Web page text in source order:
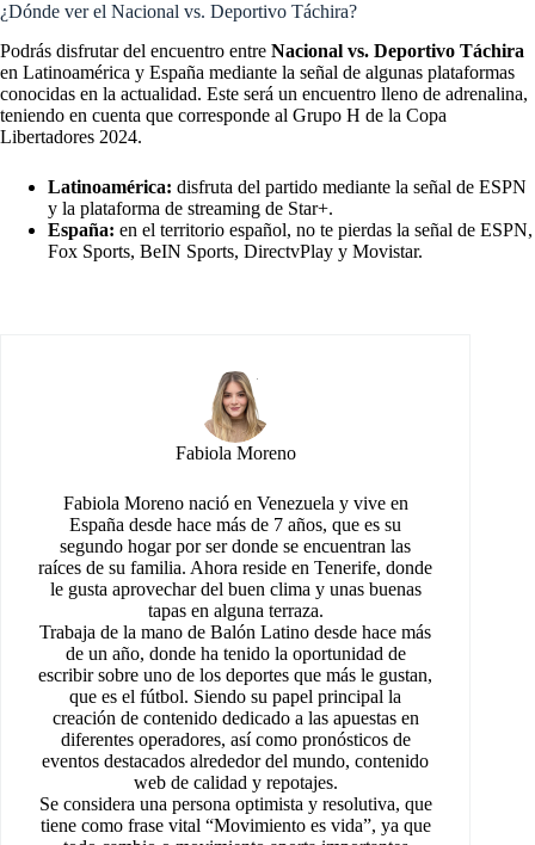
¿Dónde ver el Nacional vs. Deportivo Táchira?
Podrás disfrutar del encuentro entre Nacional vs. Deportivo Táchira
en Latinoamérica y España mediante la señal de algunas plataformas
conocidas en la actualidad. Este será un encuentro lleno de adrenalina,
teniendo en cuenta que corresponde al Grupo H de la Copa
Libertadores 2024.
Latinoamérica: disfruta del partido mediante la señal de ESPN
y la plataforma de streaming de Star+.
España: en el territorio español, no te pierdas la señal de ESPN,
Fox Sports, BeIN Sports, DirectvPlay y Movistar.
Fabiola Moreno
Fabiola Moreno nació en Venezuela y vive en
España desde hace más de 7 años, que es su
segundo hogar por ser donde se encuentran las
raíces de su familia. Ahora reside en Tenerife, donde
le gusta aprovechar del buen clima y unas buenas
tapas en alguna terraza.
Trabaja de la mano de Balón Latino desde hace más
de un año, donde ha tenido la oportunidad de
escribir sobre uno de los deportes que más le gustan,
que es el fútbol. Siendo su papel principal la
creación de contenido dedicado a las apuestas en
diferentes operadores, así como pronósticos de
eventos destacados alrededor del mundo, contenido
web de calidad y repotajes.
Se considera una persona optimista y resolutiva, que
tiene como frase vital “Movimiento es vida”, ya que